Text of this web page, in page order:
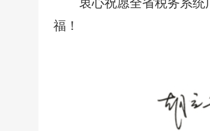
衷心祝愿全省税务系
福！